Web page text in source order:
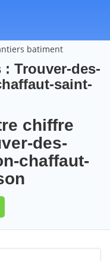
batiment
Trouver-des-
saint-
chiffre
des-
chaffaut-